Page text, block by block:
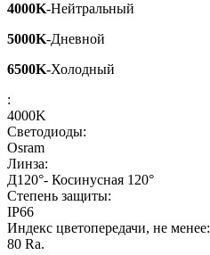
4000K-Нейтральный
5000K-Дневной
6500K-Холодный
:
4000K
Светодиоды:
Osram
Линза:
Д120°- Косинусная 120°
Степень защиты:
IP66
Индекс цветопередачи, не менее:
80 Ra.